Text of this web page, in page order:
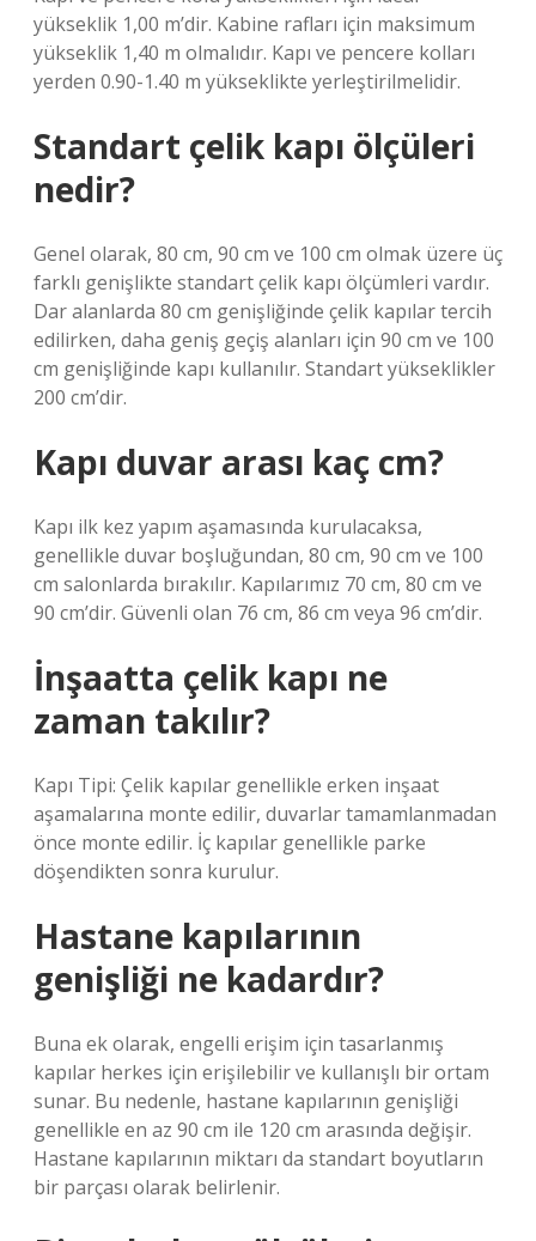
yükseklik 1,00 m’dir. Kabine rafları için maksimum
yükseklik 1,40 m olmalıdır. Kapı ve pencere kolları
yerden 0.90-1.40 m yükseklikte yerleştirilmelidir.
Standart çelik kapı ölçüleri
nedir?
Genel olarak, 80 cm, 90 cm ve 100 cm olmak üzere üç
farklı genişlikte standart çelik kapı ölçümleri vardır.
Dar alanlarda 80 cm genişliğinde çelik kapılar tercih
edilirken, daha geniş geçiş alanları için 90 cm ve 100
cm genişliğinde kapı kullanılır. Standart yükseklikler
200 cm’dir.
Kapı duvar arası kaç cm?
Kapı ilk kez yapım aşamasında kurulacaksa,
genellikle duvar boşluğundan, 80 cm, 90 cm ve 100
cm salonlarda bırakılır. Kapılarımız 70 cm, 80 cm ve
90 cm’dir. Güvenli olan 76 cm, 86 cm veya 96 cm’dir.
İnşaatta çelik kapı ne
zaman takılır?
Kapı Tipi: Çelik kapılar genellikle erken inşaat
aşamalarına monte edilir, duvarlar tamamlanmadan
önce monte edilir. İç kapılar genellikle parke
döşendikten sonra kurulur.
Hastane kapılarının
genişliği ne kadardır?
Buna ek olarak, engelli erişim için tasarlanmış
kapılar herkes için erişilebilir ve kullanışlı bir ortam
sunar. Bu nedenle, hastane kapılarının genişliği
genellikle en az 90 cm ile 120 cm arasında değişir.
Hastane kapılarının miktarı da standart boyutların
bir parçası olarak belirlenir.